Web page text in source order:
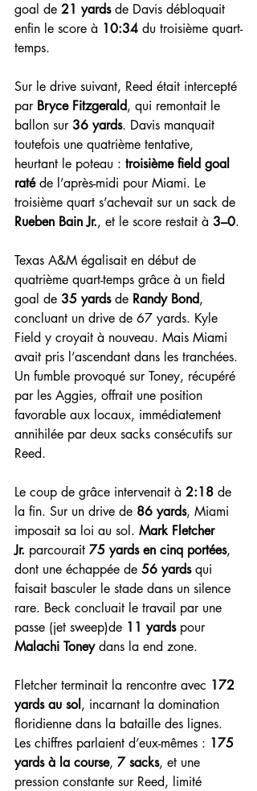
goal de 21 yards de Davis débloquait
enfin le score à 10:34 du troisième quart-
temps.
Sur le drive suivant, Reed était intercepté
par Bryce Fitzgerald, qui remontait le
ballon sur 36 yards. Davis manquait
toutefois une quatrième tentative,
heurtant le poteau : troisième field goal
raté de l’après-midi pour Miami. Le
troisième quart s’achevait sur un sack de
Rueben Bain Jr., et le score restait à 3–0.
Texas A&M égalisait en début de
quatrième quart-temps grâce à un field
goal de 35 yards de Randy Bond,
concluant un drive de 67 yards. Kyle
Field y croyait à nouveau. Mais Miami
avait pris l’ascendant dans les tranchées.
Un fumble provoqué sur Toney, récupéré
par les Aggies, offrait une position
favorable aux locaux, immédiatement
annihilée par deux sacks consécutifs sur
Reed.
Le coup de grâce intervenait à 2:18 de
la fin. Sur un drive de 86 yards, Miami
imposait sa loi au sol. Mark Fletcher
Jr. parcourait 75 yards en cinq portées,
dont une échappée de 56 yards qui
faisait basculer le stade dans un silence
rare. Beck concluait le travail par une
passe (jet sweep)de 11 yards pour
Malachi Toney dans la end zone.
Fletcher terminait la rencontre avec 172
yards au sol, incarnant la domination
floridienne dans la bataille des lignes.
Les chiffres parlaient d’eux-mêmes : 175
yards à la course, 7 sacks, et une
pression constante sur Reed, limité